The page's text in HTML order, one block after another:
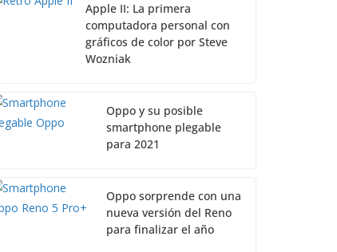
Apple II: La primera
computadora personal con
gráficos de color por Steve
Wozniak
Oppo y su posible
smartphone plegable
para 2021
Oppo sorprende con una
nueva versión del Reno
para finalizar el año